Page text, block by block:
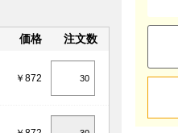
価格 注文数
￥872